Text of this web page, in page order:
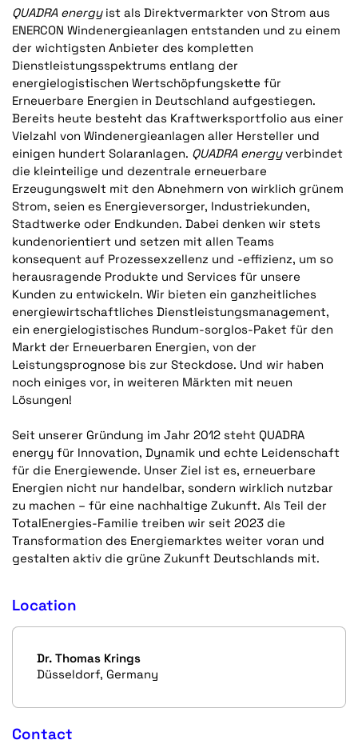
QUADRA energyist als Direktvermarkter von Strom aus
ENERCON Windenergieanlagen entstanden und zu einem
der wichtigsten Anbieter des kompletten
Dienstleistungsspektrums entlang der
energielogistischen Wertschöpfungskette für
Erneuerbare Energien in Deutschland aufgestiegen.
Bereits heute besteht das Kraftwerksportfolio aus einer
Vielzahl von Windenergieanlagen aller Hersteller und
einigen hundert Solaranlagen. QUADRA energyverbindet
die kleinteilige und dezentrale erneuerbare
Erzeugungswelt mit den Abnehmern von wirklich grünem
Strom, seien es Energieversorger, Industriekunden,
Stadtwerke oder Endkunden. Dabei denken wir stets
kundenorientiert und setzen mit allen Teams
konsequent auf Prozessexzellenz und -effizienz, um so
herausragende Produkte und Services für unsere
Kunden zu entwickeln. Wir bieten ein ganzheitliches
energiewirtschaftliches Dienstleistungsmanagement,
ein energielogistisches Rundum-sorglos-Paket für den
Markt der Erneuerbaren Energien, von der
Leistungsprognose bis zur Steckdose. Und wir haben
noch einiges vor, in weiteren Märkten mit neuen
Lösungen!
Seit unserer Gründung im Jahr 2012 steht QUADRA
energy für Innovation, Dynamik und echte Leidenschaft
für die Energiewende. Unser Ziel ist es, erneuerbare
Energien nicht nur handelbar, sondern wirklich nutzbar
zu machen – für eine nachhaltige Zukunft. Als Teil der
TotalEnergies-Familie treiben wir seit 2023 die
Transformation des Energiemarktes weiter voran und
gestalten aktiv die grüne Zukunft Deutschlands mit.
Location
Dr. Thomas Krings
Düsseldorf, Germany
Contact